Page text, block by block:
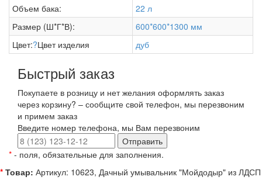
Объем бака:
22 л
Размер (Ш*Г*В):
600*600*1300 мм
Цвет:?Цвет изделия дуб
Быстрый заказ
Покупаете в розницу и нет желания оформлять заказ
через корзину? – сообщите свой телефон, мы перезвоним
и примем заказ
Введите номер телефона, мы Вам перезвоним
Отправить
* - поля, обязательные для заполнения.
* Товар: Артикул: 10623, Дачный умывальник "Мойдодыр" из ЛДСП